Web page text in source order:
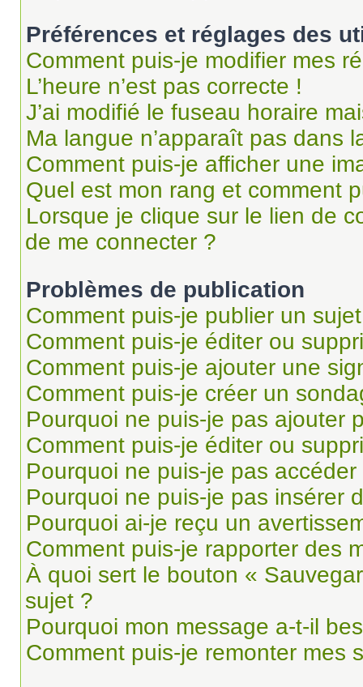
Préférences et réglages des
Comment puis-je modifier mes
L’heure n’est pas correcte !
J’ai modifié le fuseau horaire
Ma langue n’apparaît pas dans
Comment puis-je afficher une
Quel est mon rang et comment
Lorsque je clique sur le lien de
de me connecter ?
Problèmes de publication
Comment puis-je publier un
Comment puis-je éditer ou
Comment puis-je ajouter une
Comment puis-je créer un
Pourquoi ne puis-je pas ajouter
Comment puis-je éditer ou
Pourquoi ne puis-je pas
Pourquoi ne puis-je pas insérer
Pourquoi ai-je reçu un
Comment puis-je rapporter des
À quoi sert le bouton «
sujet ?
Pourquoi mon message a-t-il
Comment puis-je remonter mes